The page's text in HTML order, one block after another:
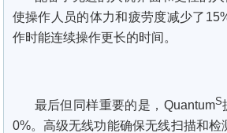
使操作人员的体力和疲劳度减少了
作时能连续操作更长的时间。
最后但同样重要的是，QuantumS
0%。高级无线功能确保无线扫描和